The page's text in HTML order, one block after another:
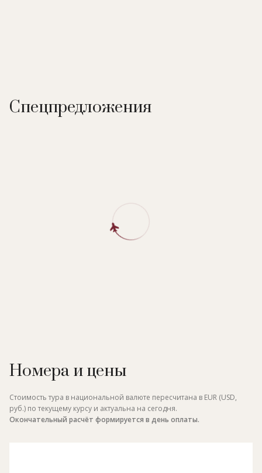
Спецпредложения
Номера и цены
Стоимость тура в национальной валюте пересчитана в EUR (USD,
руб.) по текущему курсу и актуальна на сегодня.
Окончательный расчёт формируется в день оплаты.